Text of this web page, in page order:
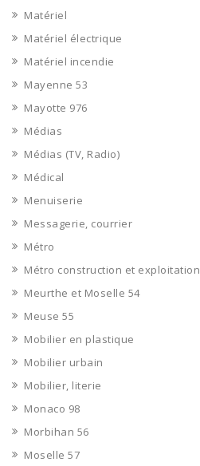
Matériel
Matériel électrique
Matériel incendie
Mayenne 53
Mayotte 976
Médias
Médias (TV, Radio)
Médical
Menuiserie
Messagerie, courrier
Métro
Métro construction et exploitation
Meurthe et Moselle 54
Meuse 55
Mobilier en plastique
Mobilier urbain
Mobilier, literie
Monaco 98
Morbihan 56
Moselle 57